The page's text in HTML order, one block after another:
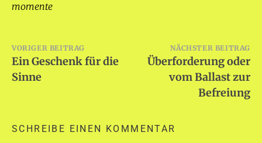
momente
Beitragsnavigation
VORIGER BEITRAG
Ein Geschenk für die
Sinne
NÄCHSTER BEITRAG
Überforderung oder
vom Ballast zur
Befreiung
SCHREIBE EINEN KOMMENTAR